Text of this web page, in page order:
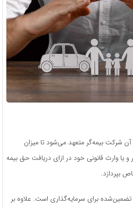
شرکت بیمه‌گر متعهد می‌شود تا میزان
و یا وارث قانونی خود در ازای دریافت حق بیمه
بپردازد.
برای سرمایه‌گذاری است. علاوه بر